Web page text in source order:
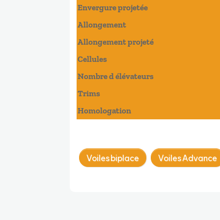
Envergure projetée
Allongement
Allongement projeté
Cellules
Nombre d élévateurs
Trims
Homologation
Voiles biplace Voiles Advance